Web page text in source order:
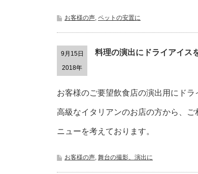
お客様の声, ペットの安置に
9月15日
2018年
料理の演出にドライアイス
お客様のご要望飲食店の演出用にドラ
高級なイタリアンのお店の方から、
ニューを考えております。
お客様の声, 舞台の撮影、演出に